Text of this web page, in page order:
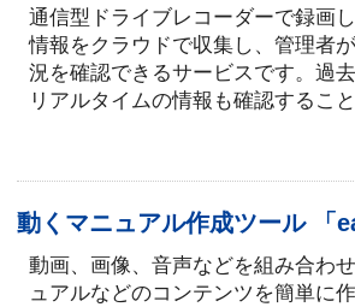
通信型ドライブレコーダーで録画
情報をクラウドで収集し、管理者
況を確認できるサービスです。過
リアルタイムの情報も確認するこ
動くマニュアル作成ツール 「
動画、画像、音声などを組み合わ
ュアルなどのコンテンツを簡単に